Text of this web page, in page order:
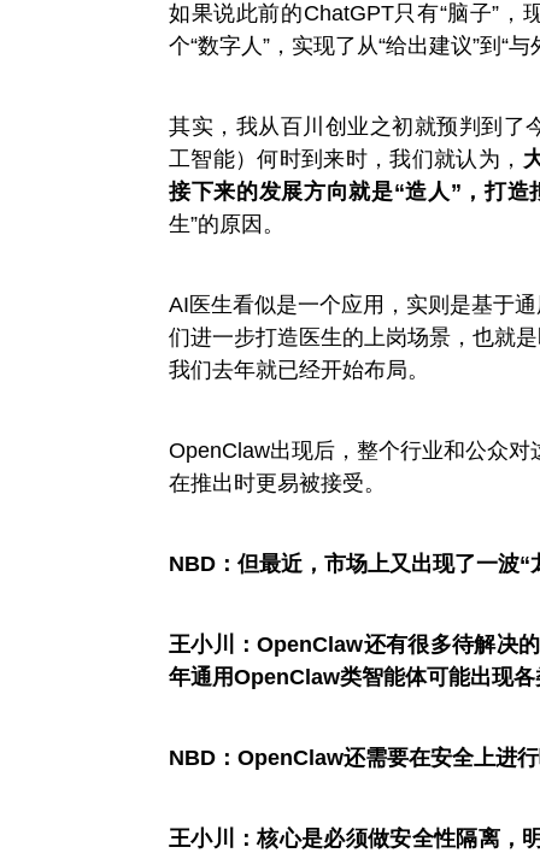
如果说此前的ChatGPT只有“脑子”，
个“数字人”，实现了从“给出建议”到“
其实，我从百川创业之初就预判到了
工智能）何时到来时，我们就认为，
接下来的发展方向就是“造人”，打造
生”的原因。
AI医生看似是一个应用，实则是基于
们进一步打造医生的上岗场景，也就
我们去年就已经开始布局。
OpenClaw出现后，整个行业和公众
在推出时更易被接受。
NBD：但最近，市场上又出现了一波“
王小川：OpenClaw还有很多待解决
年通用OpenClaw类智能体可能出现
NBD：OpenClaw还需要在安全上进
王小川：核心是必须做安全性隔离，